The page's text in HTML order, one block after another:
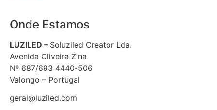
Onde Estamos
LUZILED – Soluziled Creator Lda.
Avenida Oliveira Zina
Nº 687/693 4440-506
Valongo – Portugal
geral@luziled.com